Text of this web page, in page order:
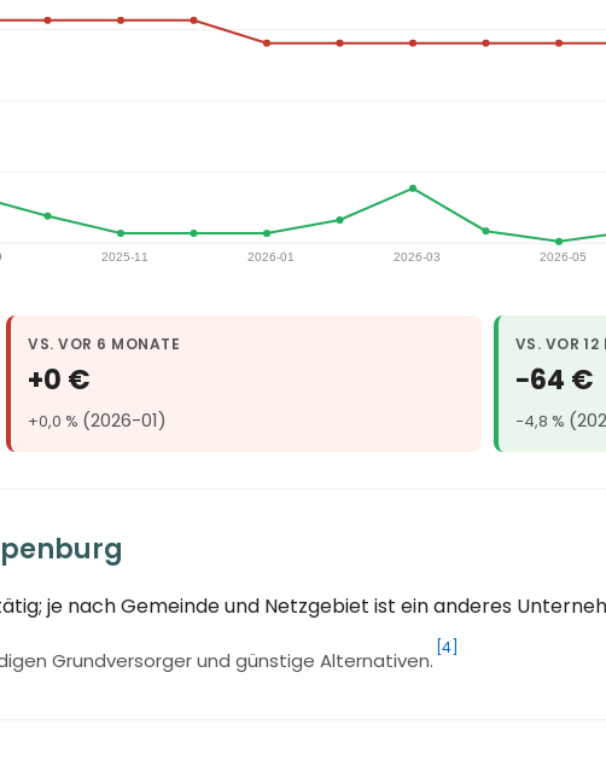
VS. VOR 6 MONATE
+0 €
+0,0 % (2026-01)
VS. VOR 12
−64 €
−4,8 %
je nach Gemeinde und Netzgebiet ist ein anderes
Grundversorger und günstige Alternativen.
[4]